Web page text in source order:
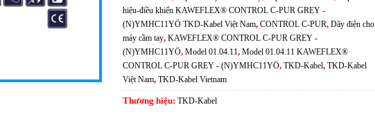
hiệu-điều khiển KAWEFLEX® CONTROL C-PUR GREY -
(N)YMHC11YÖ TKD-Kabel Việt Nam, CONTROL C-PUR, Dây điện cho
máy cầm tay, KAWEFLEX® CONTROL C-PUR GREY -
(N)YMHC11YÖ, Model 01.04.11, Model 01.04.11 KAWEFLEX®
CONTROL C-PUR GREY - (N)YMHC11YÖ, TKD-Kabel, TKD-Kabel
Việt Nam, TKD-Kabel Vietnam
Thương hiệu: TKD-Kabel